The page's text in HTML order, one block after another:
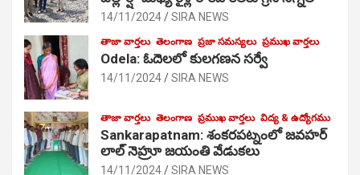
14/11/2024 SIRA NEWS
తాజా వార్తలు తెలంగాణ ప్రజా సమస్యలు ప్రముఖ వార్తలు
Odela: ఓదెలలో కులగణన సర్వే
14/11/2024 SIRA NEWS
తాజా వార్తలు తెలంగాణ ప్రముఖ వార్తలు విద్య & ఉద్యోగము
Sankarapatnam: శంకరపట్నంలో జవహర్
లాల్ నెహ్రూ జయంతి వేడుకలు
14/11/2024 SIRA NEWS